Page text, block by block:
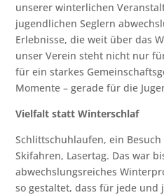
unserer winterlichen
jugendlichen Seglern
Erlebnisse, die weit über das
unser Verein steht nicht nur
für ein starkes
Momente – gerade für die
Vielfalt statt Winterschlaf
Schlittschuhlaufen, ein
Skifahren, Lasertag. Das war
abwechslungsreiches
so gestaltet, dass für jede und